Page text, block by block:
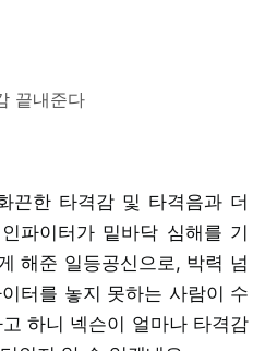
끝내준다
끈한 타격감 및 타격음과 더
파이터가 밑바닥 심해를 기
해준 일등공신으로, 박력 넘
터를 놓지 못하는 사람이 수
하니 넥슨이 얼마나 타격감